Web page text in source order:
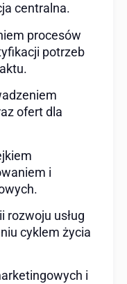
centralna.
procesów
potrzeb
ofert dla
i
rozwoju usług
cyklem życia
i